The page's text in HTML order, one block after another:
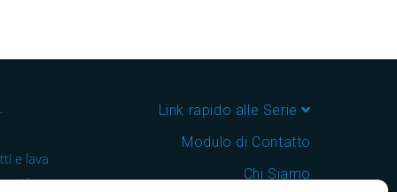
e lava
e
Link rapido alle Serie
Modulo di Contatto
Chi Siamo